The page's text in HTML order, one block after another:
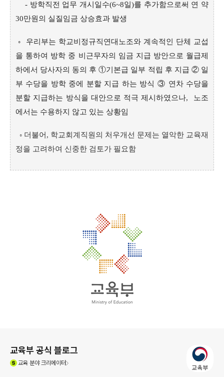
- 방학직전 업무 개시일수(6~8일)를 추가함으로써 연 약
30만원의 실질임금 상승효과 발생
◦ 우리부는 학교비정규직연대노조와 계속적인 단체 교섭
을 통하여 방학 중 비근무자의 임금 지급 방안으로 월급제
하에서 당사자의 동의 후 ①기본급 일부 적립 후 지급 ② 일
부 수당을 방학 중에 분할 지급 하는 방식 ③ 연차 수당을
분할 지급하는 방식을 대안으로 적극 제시하였으나, 노조
에서는 수용하지 않고 있는 상황임
◦ 더불어, 학교회계직원의 처우개선 문제는 열악한 교육재
정을 고려하여 신중한 검토가 필요함
교육부 공식 블로그
교육분야 크리에이터